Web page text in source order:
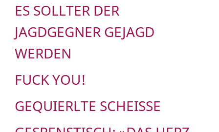
ES SOLLTER DER
JAGDGEGNER GEJAGD
WERDEN
FUCK YOU!
GEQUIERLTE SCHEISSE